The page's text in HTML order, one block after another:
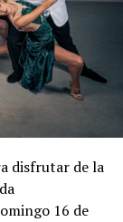
disfrutar de la
16 de